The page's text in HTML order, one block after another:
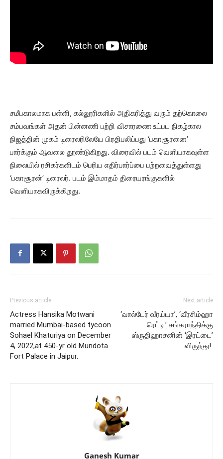
சமீபகாலமாக பள்ளி, கல்லூரிகளில் அதிகரித்து வரும் தற்கொலை
சம்பவங்கள் அதன் பின்னணி பற்றி விசாரணை உட்பட நிகழ்கால
நிஜத்தின் முகம் டிரைலரிலேயே பிரதிபலிப்பது ‘பகாசூரனை’
பார்க்கும் ஆவலை தூண்டுகிறது. விரைவில் படம் வெளியாகவுள்ள
நிலையில் ரசிகர்களிடம் பெரிய எதிர்பார்ப்பை பற்றவைத்துள்ளது
‘பகாசூரன்’ டிரைலர். படம் இம்மாதம் திரையரங்குகளில்
வெளியாகவிருக்கிறது.
Previous article
Actress Hansika Motwani
married Mumbai-based tycoon
Sohael Khaturiya on December
4, 2022,at 450-yr old Mundota
Fort Palace in Jaipur.
Next article
‘வால்டேர் வீரய்யா’, ‘வீரசிம்ஹா
ரெட்டி.’ சங்கராந்திக்கு
ஸ்ருதிஹாசனின் ‘இரட்டை’
விருந்து!
Ganesh Kumar